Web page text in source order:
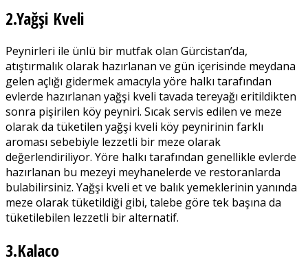
2.Yağşi Kveli
Peynirleri ile ünlü bir mutfak olan Gürcistan’da,
atıştırmalık olarak hazırlanan ve gün içerisinde meydana
gelen açlığı gidermek amacıyla yöre halkı tarafından
evlerde hazırlanan yağşi kveli tavada tereyağı eritildikten
sonra pişirilen köy peyniri. Sıcak servis edilen ve meze
olarak da tüketilen yağşi kveli köy peynirinin farklı
aroması sebebiyle lezzetli bir meze olarak
değerlendiriliyor. Yöre halkı tarafından genellikle evlerde
hazırlanan bu mezeyi meyhanelerde ve restoranlarda
bulabilirsiniz. Yağşi kveli et ve balık yemeklerinin yanında
meze olarak tüketildiği gibi, talebe göre tek başına da
tüketilebilen lezzetli bir alternatif.
3.Kalaco